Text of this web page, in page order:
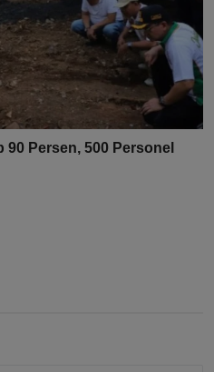
Persen, 500 Personel